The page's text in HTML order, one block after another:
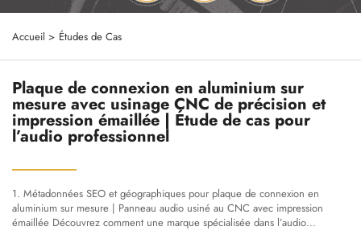
Accueil > Études de Cas
Plaque de connexion en aluminium sur
mesure avec usinage CNC de précision et
impression émaillée | Étude de cas pour
l’audio professionnel
1. Métadonnées SEO et géographiques pour plaque de connexion en
aluminium sur mesure | Panneau audio usiné au CNC avec impression
émaillée Découvrez comment une marque spécialisée dans l’audio